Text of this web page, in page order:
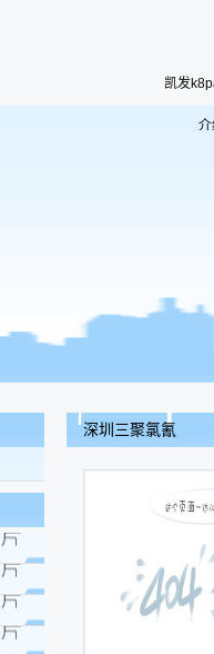
凯发
介
深圳三聚氯氰